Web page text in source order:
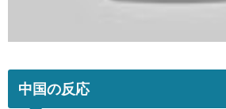
中国の反応